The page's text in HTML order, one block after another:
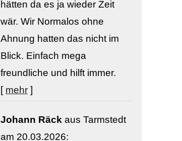
hätten da es ja wieder Zeit
wär. Wir Normalos ohne
Ahnung hatten das nicht im
Blick. Einfach mega
freundliche und hilft immer.
[ mehr ]
Johann Räck aus Tarmstedt
am 20.03.2026: